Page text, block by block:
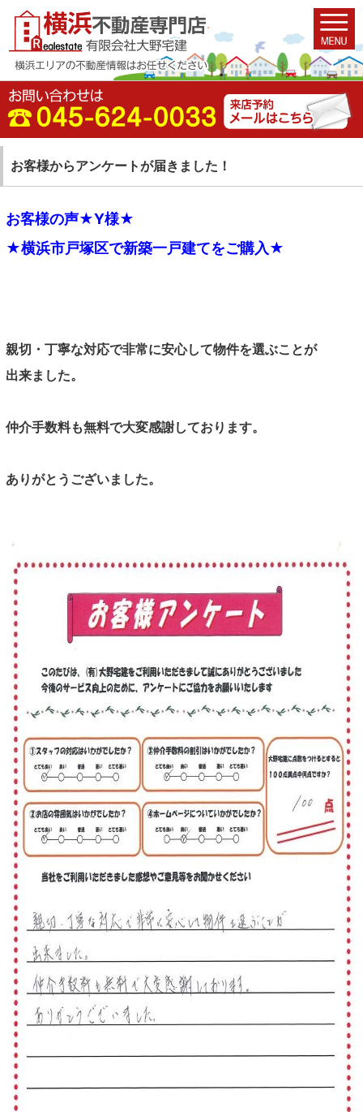
お客様からアンケートが届きました！
お客様の声★Y様★
★横浜市戸塚区で新築一戸建てをご購入★
親切・丁寧な対応で非常に安心して物件を選ぶことが
出来ました。
仲介手数料も無料で大変感謝しております。
ありがとうございました。